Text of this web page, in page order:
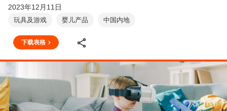
2023年12月11日
玩具及游戏 婴儿产品 中国内地
下载表格